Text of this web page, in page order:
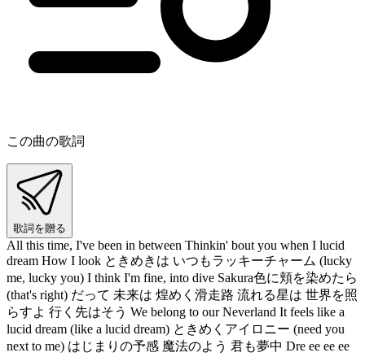
この曲の歌詞
歌詞を贈る
All this time, I've been in between Thinkin' bout you when I lucid
dream How I look ときめきは いつもラッキーチャーム (lucky
me, lucky you) I think I'm fine, into dive Sakura色に頬を染めたら
(that's right) だって 未来は 煌めく滑走路 流れる星は 世界を照
らすよ 行く先はそう We belong to our Neverland It feels like a
lucid dream (like a lucid dream) ときめくアイロニー (need you
next to me) はじまりの予感 魔法のよう 君も夢中 Dre ee ee ee